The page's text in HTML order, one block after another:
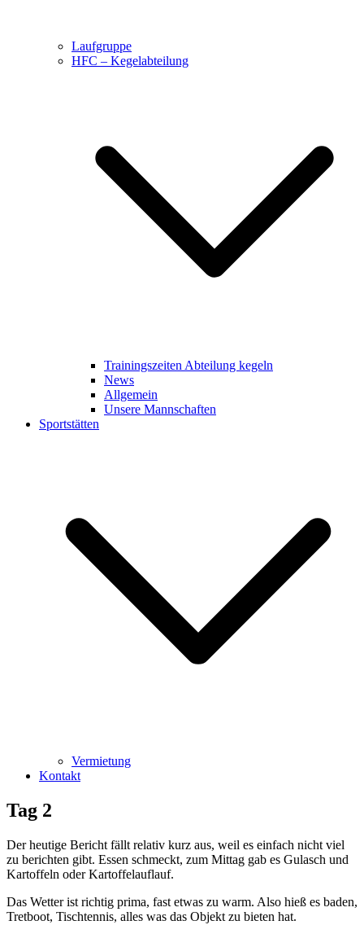
Laufgruppe
HFC – Kegelabteilung
Trainingszeiten Abteilung kegeln
News
Allgemein
Unsere Mannschaften
Sportstätten
Vermietung
Kontakt
Tag 2
Der heutige Bericht fällt relativ kurz aus, weil es einfach nicht viel
zu berichten gibt. Essen schmeckt, zum Mittag gab es Gulasch und
Kartoffeln oder Kartoffelauflauf.
Das Wetter ist richtig prima, fast etwas zu warm. Also hieß es baden,
Tretboot, Tischtennis, alles was das Objekt zu bieten hat.